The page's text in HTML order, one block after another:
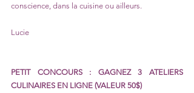
conscience, dans la cuisine ou ailleurs.
Lucie
PETIT CONCOURS : GAGNEZ 3 ATELIERS
CULINAIRES EN LIGNE (VALEUR 50$)